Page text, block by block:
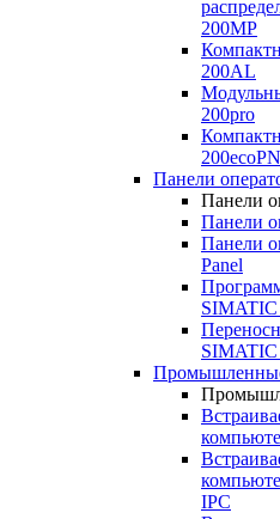
200MP
200AL
200pro
200ecoPN
Панели
Панели
Панели
Панели
Panel
SIMATIC
SIMATIC
IPC